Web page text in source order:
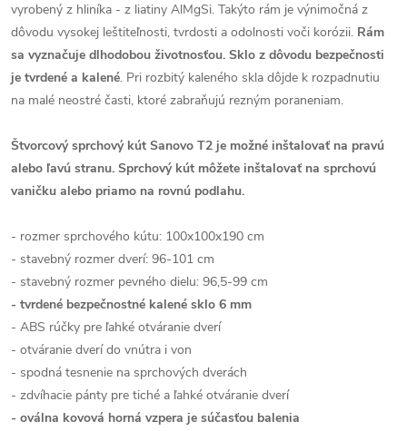
vyrobený z hliníka - z liatiny AlMgSi. Takýto rám je výnimočná z
dôvodu vysokej leštiteľnosti, tvrdosti a odolnosti voči korózii. Rám
sa vyznačuje dlhodobou životnosťou. Sklo z dôvodu bezpečnosti
je tvrdené a kalené. Pri rozbitý kaleného skla dôjde k rozpadnutiu
na malé neostré časti, ktoré zabraňujú rezným poraneniam.
Štvorcový sprchový kút Sanovo T2 je možné inštalovať na pravú
alebo ľavú stranu. Sprchový kút môžete inštalovať na sprchovú
vaničku alebo priamo na rovnú podlahu.
- rozmer sprchového kútu: 100x100x190 cm
- stavebný rozmer dverí: 96-101 cm
- stavebný rozmer pevného dielu: 96,5-99 cm
- tvrdené bezpečnostné kalené sklo 6 mm
- ABS rúčky pre ľahké otváranie dverí
- otváranie dverí do vnútra i von
- spodná tesnenie na sprchových dverách
- zdvíhacie pánty pre tiché a ľahké otváranie dverí
- oválna kovová horná vzpera je súčasťou balenia